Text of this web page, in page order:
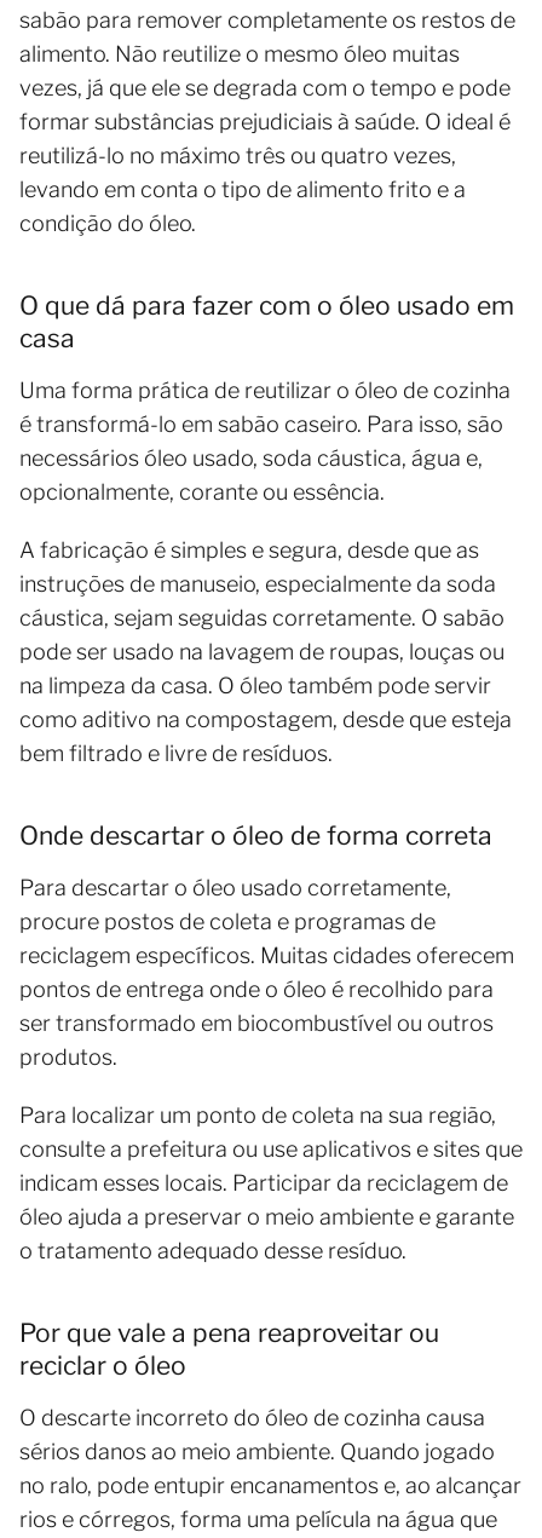
sabão para remover completamente os restos de
alimento. Não reutilize o mesmo óleo muitas
vezes, já que ele se degrada com o tempo e pode
formar substâncias prejudiciais à saúde. O ideal é
reutilizá-lo no máximo três ou quatro vezes,
levando em conta o tipo de alimento frito e a
condição do óleo.
O que dá para fazer com o óleo usado em
casa
Uma forma prática de reutilizar o óleo de cozinha
é transformá-lo em sabão caseiro. Para isso, são
necessários óleo usado, soda cáustica, água e,
opcionalmente, corante ou essência.
A fabricação é simples e segura, desde que as
instruções de manuseio, especialmente da soda
cáustica, sejam seguidas corretamente. O sabão
pode ser usado na lavagem de roupas, louças ou
na limpeza da casa. O óleo também pode servir
como aditivo na compostagem, desde que esteja
bem filtrado e livre de resíduos.
Onde descartar o óleo de forma correta
Para descartar o óleo usado corretamente,
procure postos de coleta e programas de
reciclagem específicos. Muitas cidades oferecem
pontos de entrega onde o óleo é recolhido para
ser transformado em biocombustível ou outros
produtos.
Para localizar um ponto de coleta na sua região,
consulte a prefeitura ou use aplicativos e sites que
indicam esses locais. Participar da reciclagem de
óleo ajuda a preservar o meio ambiente e garante
o tratamento adequado desse resíduo.
Por que vale a pena reaproveitar ou
reciclar o óleo
O descarte incorreto do óleo de cozinha causa
sérios danos ao meio ambiente. Quando jogado
no ralo, pode entupir encanamentos e, ao alcançar
rios e córregos, forma uma película na água que